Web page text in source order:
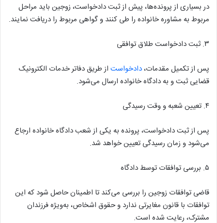
در بسیاری از پرونده‌ها، پیش از ثبت دادخواست، زوجین باید مراحل
مربوط به مشاوره خانواده را طی کنند و گواهی مربوط را دریافت نمایند.
۳. ثبت دادخواست طلاق توافقی
پس از تکمیل مقدمات،دادخواست از طریق دفاتر خدمات الکترونیک
قضایی ثبت و به دادگاه خانواده ارسال می‌شود.
۴. تعیین شعبه و وقت رسیدگی
پس از ثبت دادخواست، پرونده به یکی از شعب دادگاه خانواده ارجاع
می‌شود و زمان رسیدگی تعیین خواهد شد.
۵. بررسی توافقات توسط دادگاه
قاضی توافقات زوجین را بررسی می‌کند تا اطمینان حاصل شود که این
توافقات با قانون مغایرتی ندارد و حقوق اشخاص، به‌ویژه فرزندان
مشترک، رعایت شده است.